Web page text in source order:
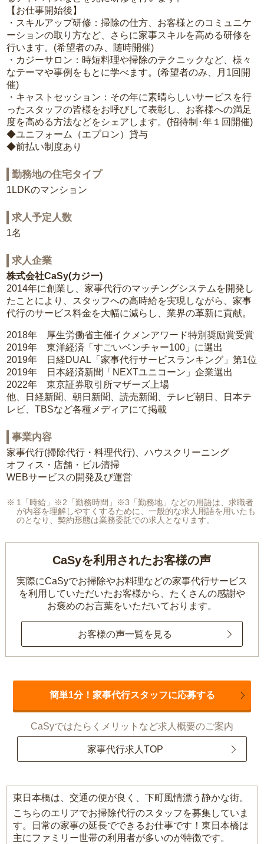
【お仕事開始後】
・スキルアップ研修：掃除の仕方、お客様とのコミュニケ
ーションの取り方など、さらに家事スキルを高める研修を
行います。(希望者のみ、随時開催)
・カジーサロン：時短料理や掃除のテクニックなど、様々
なテーマや事例をもとに学べます。(希望者のみ、月1回開
催)
・キャストセッション：その年に素晴らしいサービスを行
ったスタッフの皆様をお呼びして表彰し、お客様への満足
度を高める方法などをシェアします。(招待制･年１回開催)
◆ユニフォーム（エプロン）貸与
◆前払い制度あり
勤務地の住宅タイプ
1LDKのマンション
求人予定人数
1名
求人企業
株式会社CaSy(カジー)
2014年に創業し、家事代行のマッチングシステムを開発し
たことにより、スタッフへの高時給を実現しながら、家事
代行のサービス料金を大幅に減らし、業界の革新に貢献。
2018年 厚生労働省主催イクメンアワード特別奨励賞受賞
2019年 東洋経済「すごいベンチャー100」に選出
2019年 日経DUAL「家事代行サービスランキング」第1位
2019年 日本経済新聞「NEXTユニコーン」企業選出
2022年 東京証券取引所マザーズ上場
他、日経新聞、朝日新聞、読売新聞、テレビ朝日、日本テ
レビ、TBSなど各種メディアにて掲載
事業内容
家事代行(掃除代行・料理代行)、ハウスクリーニング
オフィス・店舗・ビル清掃
WEBサービスの開発及び運営
1「時給」※2「勤務時間」※3「勤務地」などの用語は、求職者
が内容を理解しやすくするために、一般的な求人用語を用いたも
のとなり、契約形態は業務委託での求人となります。
CaSyを利用されたお客様の声
実際にCaSyでお掃除やお料理などの家事代行サービス
を利用していただいたお客様から、 たくさんの感謝や
お褒めのお言葉をいただいております。
お客様の声一覧を見る
簡単1分！家事代行スタッフに応募する
CaSyではたらくメリットなど求人概要のご案内
家事代行求人TOP
東日本橋は、交通の便が良く、下町風情漂う静かな街。
こちらのエリアでお掃除代行のスタッフを募集していま
す。日常の家事の延長でできるお仕事です！東日本橋は
主にファミリー世帯の利用者が多いのが特徴です。